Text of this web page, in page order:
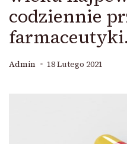
codziennie
farmaceutyki.
Admin 18 Lutego 2021